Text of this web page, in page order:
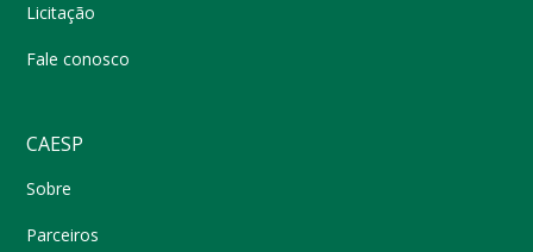
Licitação
Fale conosco
CAESP
Sobre
Parceiros